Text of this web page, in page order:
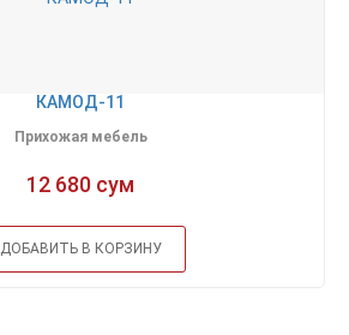
КАМОД-11
Прихожая мебель
12 680 сум
ДОБАВИТЬ В КОРЗИНУ